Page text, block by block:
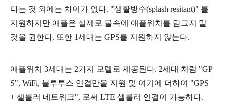
다는 것 외에는 차이가 없다. "생활방수(splash resitant)" 를
지원하지만 애플은 실제로 물속에 애플워치를 담그지 말
것을 권한다. 또한 1세대는 GPS를 지원하지 않는다.
애플워치 3세대는 2가지 모델로 제공된다. 2세대 처럼 "GP
S", WiFi, 블루투스 연결만을 지원 및 여기에 더하여 "GPS
+ 셀룰러 네트워크", 로써 LTE 셀룰러 연결이 가능하다.